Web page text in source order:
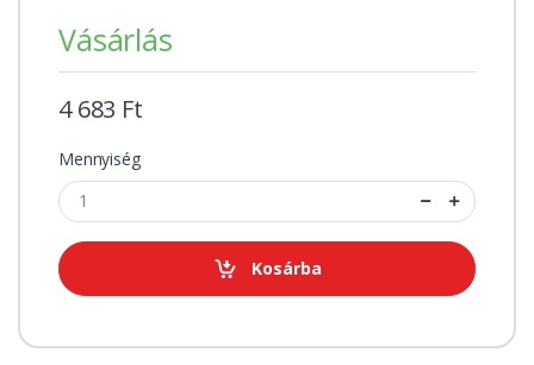
Vásárlás
4 683 Ft
Mennyiség
Kosárba